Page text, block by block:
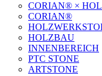
CORIAN® ×
CORIAN®
HOLZBAU
INNENBEREICH
PTC STONE
ARTSTONE